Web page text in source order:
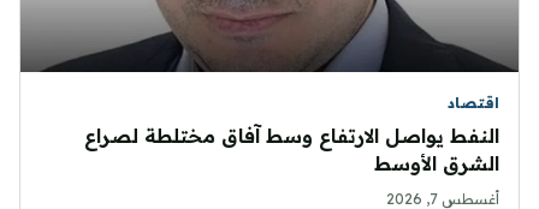
اقتصاد
النفط يواصل الارتفاع وسط آفاق مختلطة لصراع
الشرق الأوسط
أغسطس 7, 2026